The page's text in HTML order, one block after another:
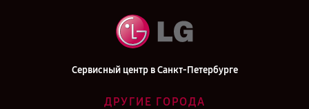
Сервисный центр в Санкт-Петербурге
ДРУГИЕ ГОРОДА